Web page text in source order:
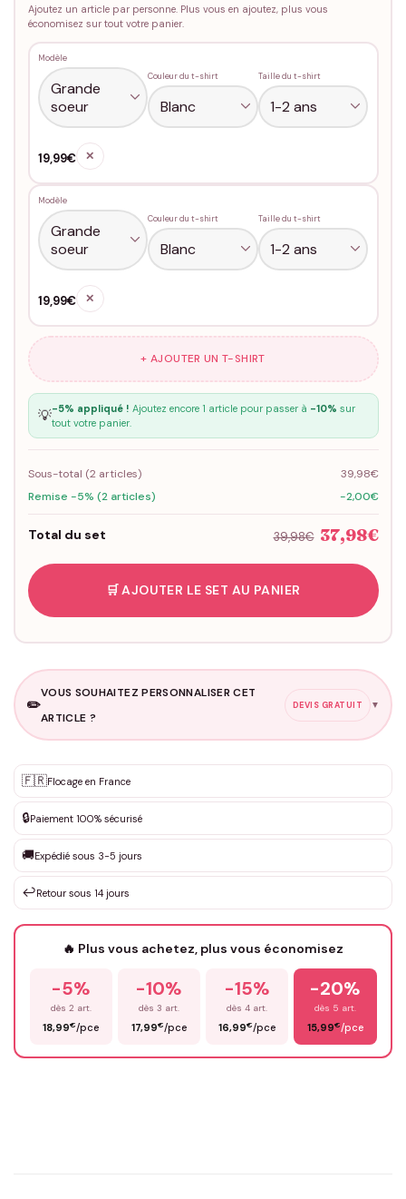
Ajoutez un article par personne. Plus vous en ajoutez, plus vous
économisez sur tout votre panier.
Modèle
Couleur du t-shirt
Taille du t-shirt
19,99€ ✕
Modèle
Couleur du t-shirt
Taille du t-shirt
19,99€ ✕
+ AJOUTER UN T-SHIRT
💡-5% appliqué ! Ajoutez encore 1 article pour passer à -10% sur
tout votre panier.
Sous-total (2articles)
39,98€
Remise -5% (2 articles)
-2,00€
Total du set 39,98€ 37,98€
🛒 AJOUTER LE SET AU PANIER
✏️
VOUS SOUHAITEZ PERSONNALISER CET
ARTICLE ?
DEVIS GRATUIT ▼
✨ Personnalisation sur mesure
DEVIS GRATUIT · Personnalisation de 3 à 10€ selon la demande
Que souhaitez-vous ?*
Votre texte / idée*
Prénom*
🇫🇷Flocage en France
🔒Paiement 100% sécurisé
🚚Expédié sous 3-5 jours
↩️Retour sous 14 jours
🔥 Plus vous achetez, plus vous économisez
-5%
dès 2 art.
18,99€/pce
-10%
dès 3 art.
17,99€/pce
-15%
dès 4 art.
16,99€/pce
-20%
dès 5 art.
15,99€/pce